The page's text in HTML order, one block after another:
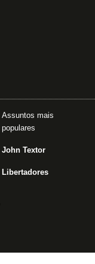
Assuntos mais
populares
John Textor
Libertadores